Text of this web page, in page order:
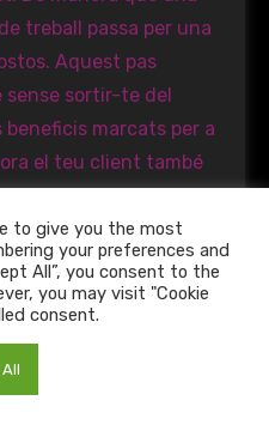
to give you the most
your preferences and
All”, you consent to the
you may visit "Cookie
consent.